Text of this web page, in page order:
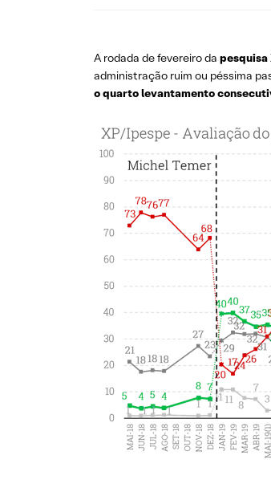
A rodada de fevereiro da pesquisa
administração ruim ou péssima
o quarto levantamento